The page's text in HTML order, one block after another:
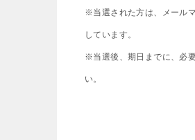
※当選された方は、メール
しています。
※当選後、期日までに、必
い。